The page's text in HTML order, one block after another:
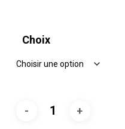
Choix